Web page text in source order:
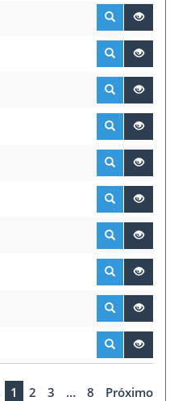
1 2 3 … 8 Próximo